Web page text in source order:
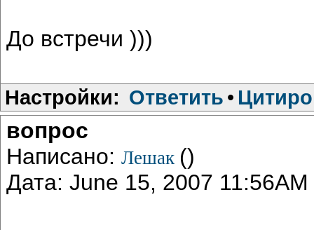
До встречи )))
Настройки: Ответить •
вопрос
Написано: Лешак ()
Дата: June 15, 2007 11:56AM